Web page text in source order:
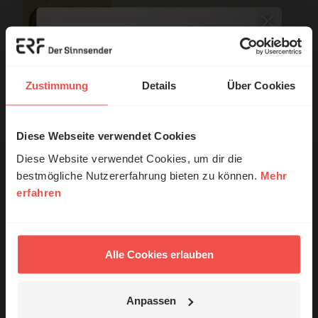
Zustimmung Details Über Cookies
Diese Webseite verwendet Cookies
Diese Website verwendet Cookies, um dir die
bestmögliche Nutzererfahrung bieten zu können. Mehr
erfahren
Alle Cookies erlauben
Anpassen
Mit einer Bestellung in unserem Shop unterstützen Sie die Arbeit
© Ruth Schneider / ERF